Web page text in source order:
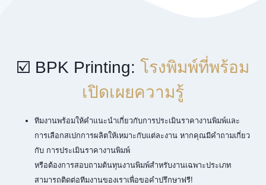
☑️ BPK Printing: โรงพิมพ์ที่พร้อม
เปิดเผยความรู้
ทีมงานพร้อมให้คำแนะนำเกี่ยวกับการประเมินราคางานพิมพ์และ
การเลือกสเปกการผลิตให้เหมาะกับแต่ละงาน หากคุณมีคำถามเกี่ยว
กับ การประเมินราคางานพิมพ์
หรือต้องการสอบถามต้นทุนงานพิมพ์สำหรับงานเฉพาะประเภท
สามารถติดต่อทีมงานของเราเพื่อขอคำปรึกษาฟรี!